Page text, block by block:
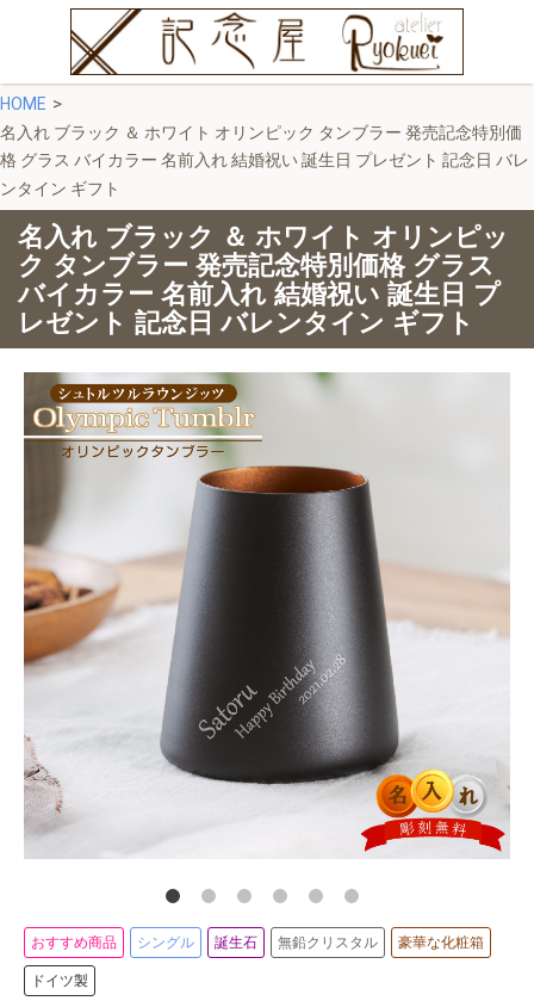
HOME
名入れ ブラック ＆ ホワイト オリンピック タンブラー 発売記念特別価
格 グラス バイカラー 名前入れ 結婚祝い 誕生日 プレゼント 記念日 バレ
ンタイン ギフト
名入れ ブラック ＆ ホワイト オリンピッ
ク タンブラー 発売記念特別価格 グラス
バイカラー 名前入れ 結婚祝い 誕生日 プ
レゼント 記念日 バレンタイン ギフト
おすすめ商品 シングル 誕生石 無鉛クリスタル 豪華な化粧箱
ドイツ製